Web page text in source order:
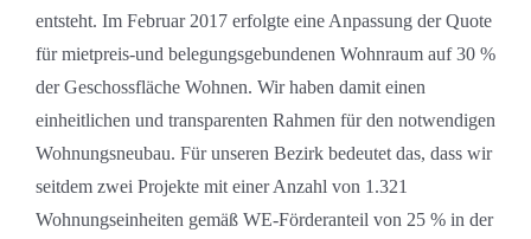
entsteht. Im Februar 2017 erfolgte eine Anpassung der Quote
für mietpreis-und belegungsgebundenen Wohnraum auf 30 %
der Geschossfläche Wohnen. Wir haben damit einen
einheitlichen und transparenten Rahmen für den notwendigen
Wohnungsneubau. Für unseren Bezirk bedeutet das, dass wir
seitdem zwei Projekte mit einer Anzahl von 1.321
Wohnungseinheiten gemäß WE-Förderanteil von 25 % in der